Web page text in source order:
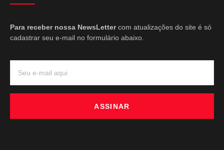
Para receber nossa NewsLettercom atualizações do site é só
cadastrar seu e-mail no formulário abaixo.
ASSINAR